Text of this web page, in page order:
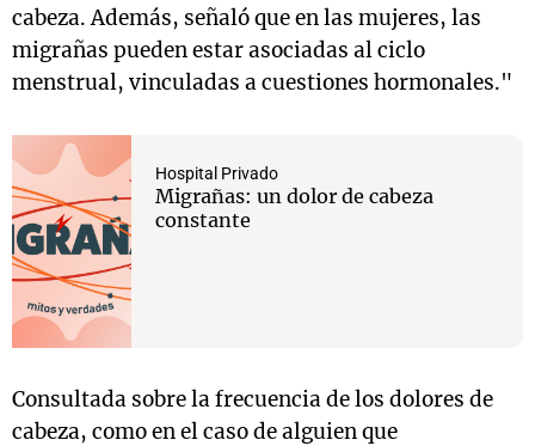
cabeza. Además, señaló que en las mujeres, las
migrañas pueden estar asociadas al ciclo
menstrual, vinculadas a cuestiones hormonales."
Hospital Privado
Migrañas: un dolor de cabeza
constante
Consultada sobre la frecuencia de los dolores de
cabeza, como en el caso de alguien que